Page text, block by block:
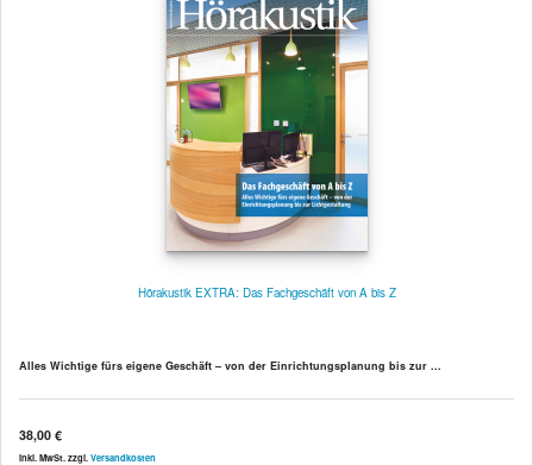
Hörakustik EXTRA: Das Fachgeschäft von A bis Z
Alles Wichtige fürs eigene Geschäft – von der Einrichtungsplanung bis zur ...
38,00 €
inkl. MwSt. zzgl. Versandkosten